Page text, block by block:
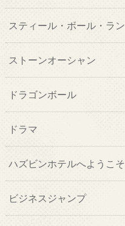
スティール・ボール・ラン
ストーンオーシャン
ドラゴンボール
ドラマ
ハズビンホテルへようこそ
ビジネスジャンプ